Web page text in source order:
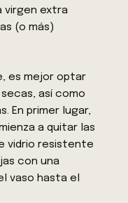
virgen extra
(o más)
es mejor optar
así como
En primer lugar,
a quitar las
vidrio resistente
con una
vaso hasta el